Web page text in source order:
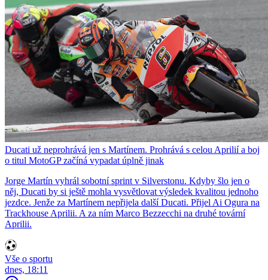
Ducati už neprohrává jen s Martínem. Prohrává s celou Aprilií a boj
o titul MotoGP začíná vypadat úplně jinak
Jorge Martín vyhrál sobotní sprint v Silverstonu. Kdyby šlo jen o
něj, Ducati by si ještě mohla vysvětlovat výsledek kvalitou jednoho
jezdce. Jenže za Martínem nepřijela další Ducati. Přijel Ai Ogura na
Trackhouse Aprilii. A za ním Marco Bezzecchi na druhé tovární
Aprilii.
Vše o sportu
dnes, 18:11